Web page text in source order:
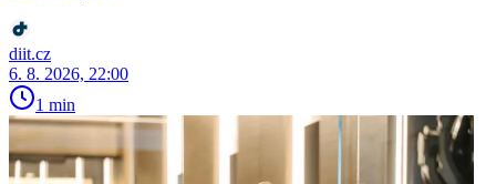
diit.cz
6. 8. 2026, 22:00
1 min